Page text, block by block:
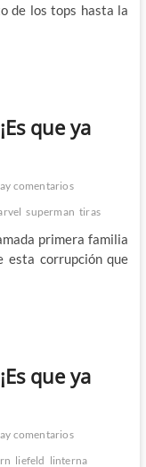
de los tops hasta la
que ya
comentarios
superman tiras
primera familia
esta corrupción que
que ya
comentarios
liefeld linterna